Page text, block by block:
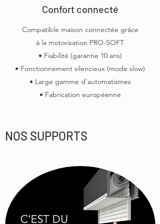
Confort connecté
Compatible maison connectée grâce
à la motorisation PRO-SOFT
• Fiabilité (garantie 10 ans)
• Fonctionnement silencieux (mode slow)
• Large gamme d'automatismes
• Fabrication européenne
NOS SUPPORTS